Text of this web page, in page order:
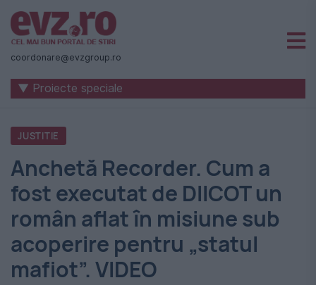
Știri
naționale
internaționale
România
-
Evenimentul
Zilei
coordonare@evzgroup.ro
▼ Proiecte speciale
JUSTITIE
Anchetă Recorder. Cum a
fost executat de DIICOT un
român aflat în misiune sub
acoperire pentru „statul
mafiot”. VIDEO